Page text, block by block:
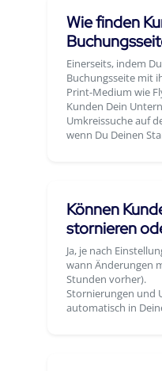
Wie finden
Einerseits, indem
Buchungsseite mit
Print-Medium wie
Kunden Dein
Umkreissuche auf
wenn Du Deinen
Können
stornieren
Ja, je nach
wann Änderungen
Stunden vorher).
Stornierungen und
automatisch in